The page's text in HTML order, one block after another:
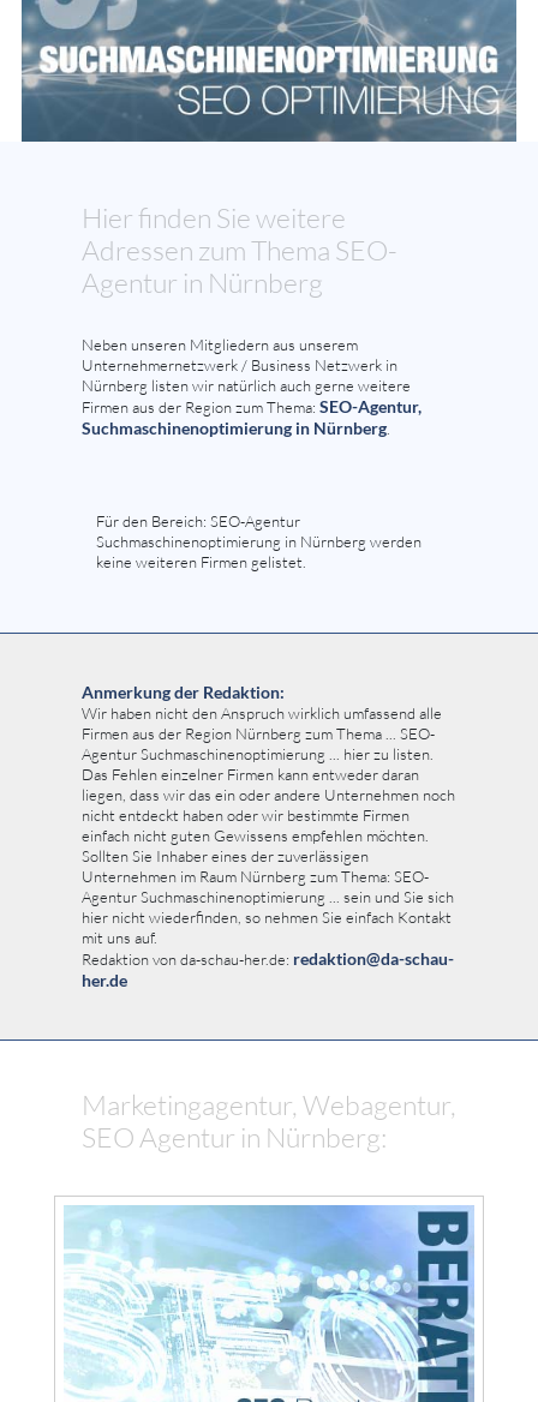
Hier finden Sie weitere
Adressen zum Thema SEO-
Agentur in Nürnberg
Neben unseren Mitgliedern aus unserem
Unternehmernetzwerk / Business Netzwerk in
Nürnberg listen wir natürlich auch gerne weitere
Firmen aus der Region zum Thema: SEO-Agentur,
Suchmaschinenoptimierung in Nürnberg
Für den Bereich: SEO-Agentur
Suchmaschinenoptimierung in Nürnberg werden
keine weiteren Firmen gelistet.
Anmerkung der Redaktion:
Wir haben nicht den Anspruch wirklich umfassend alle
Firmen aus der Region Nürnberg zum Thema ... SEO-
Agentur Suchmaschinenoptimierung ... hier zu listen.
Das Fehlen einzelner Firmen kann entweder daran
liegen, dass wir das ein oder andere Unternehmen noch
nicht entdeckt haben oder wir bestimmte Firmen
einfach nicht guten Gewissens empfehlen möchten.
Sollten Sie Inhaber eines der zuverlässigen
Unternehmen im Raum Nürnberg zum Thema: SEO-
Agentur Suchmaschinenoptimierung ... sein und Sie sich
hier nicht wiederfinden, so nehmen Sie einfach Kontakt
mit uns auf.
Redaktion von da-schau-her.de: redaktion@da-schau-
her.de
Marketingagentur, Webagentur,
SEO Agentur in Nürnberg: